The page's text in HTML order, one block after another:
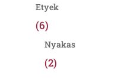
Etyek
(6)
Nyakas
(2)